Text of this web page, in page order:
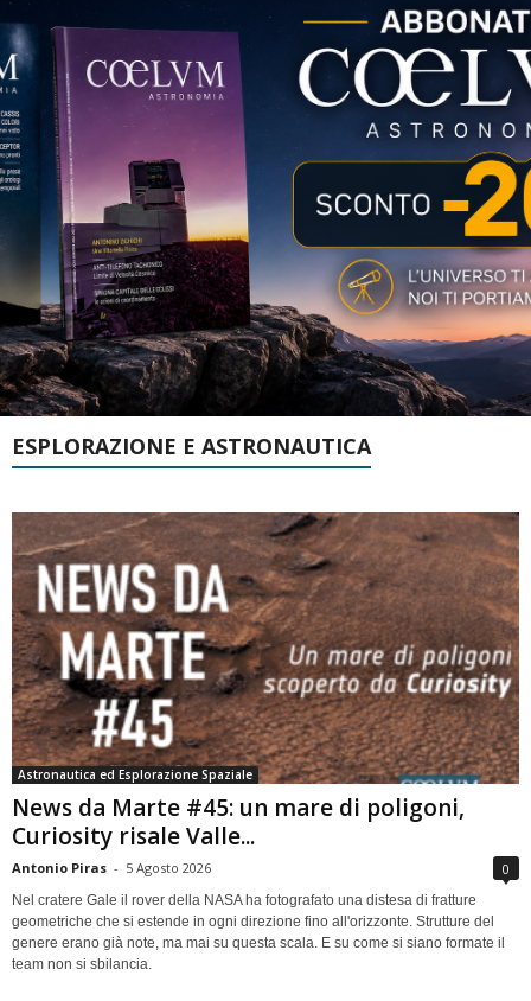
ESPLORAZIONE E ASTRONAUTICA
Astronautica ed Esplorazione Spaziale
News da Marte #45: un mare di poligoni,
Curiosity risale Valle...
Antonio Piras - 5 Agosto 2026 0
Nel cratere Gale il rover della NASA ha fotografato una distesa di fratture
geometriche che si estende in ogni direzione fino all'orizzonte. Strutture del
genere erano già note, ma mai su questa scala. E su come si siano formate il
team non si sbilancia.